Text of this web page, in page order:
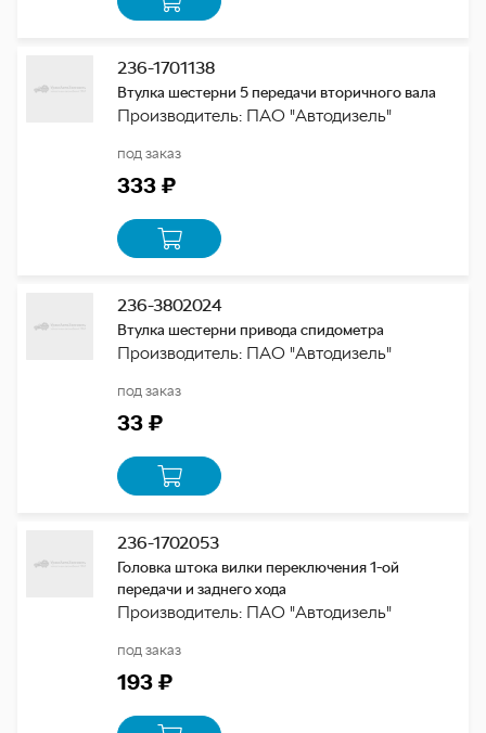
236-1701138
Втулка шестерни 5 передачи вторичного вала
Производитель: ПАО "Автодизель"
под заказ
333 ₽
236-3802024
Втулка шестерни привода спидометра
Производитель: ПАО "Автодизель"
под заказ
33 ₽
236-1702053
Головка штока вилки переключения 1-ой
передачи и заднего хода
Производитель: ПАО "Автодизель"
под заказ
193 ₽